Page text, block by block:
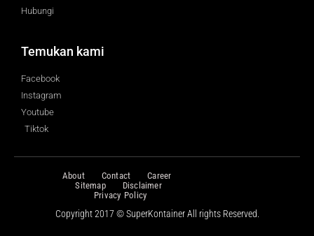
Hubungi
Temukan kami
Facebook
Instagram
Youtube
Tiktok
About Contact
Career
Sitemap
Disclaimer
Privacy Policy
Copyright 2017 © SuperKontainer All rights Reserved.